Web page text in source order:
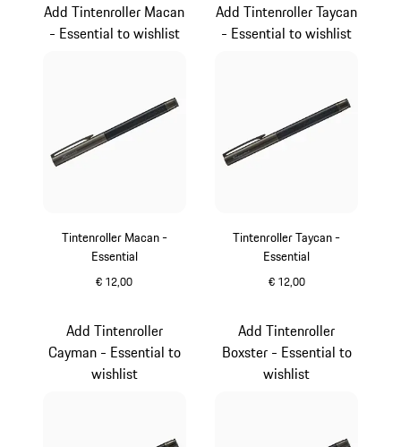
Tintenroller Macan -
Essential
€ 12,00
Add Tintenroller Macan
- Essential to wishlist
Tintenroller Taycan -
Essential
€ 12,00
Add Tintenroller Taycan
- Essential to wishlist
Add Tintenroller
Cayman - Essential to
wishlist
Add Tintenroller
Boxster - Essential to
wishlist